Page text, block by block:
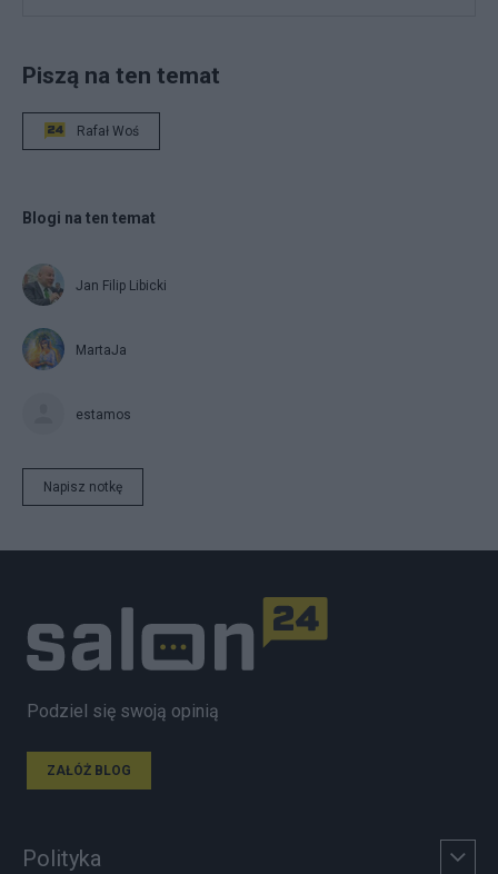
Piszą na ten temat
Rafał Woś
Blogi na ten temat
Jan Filip Libicki
MartaJa
estamos
Napisz notkę
Podziel się swoją opinią
ZAŁÓŻ BLOG
Polityka